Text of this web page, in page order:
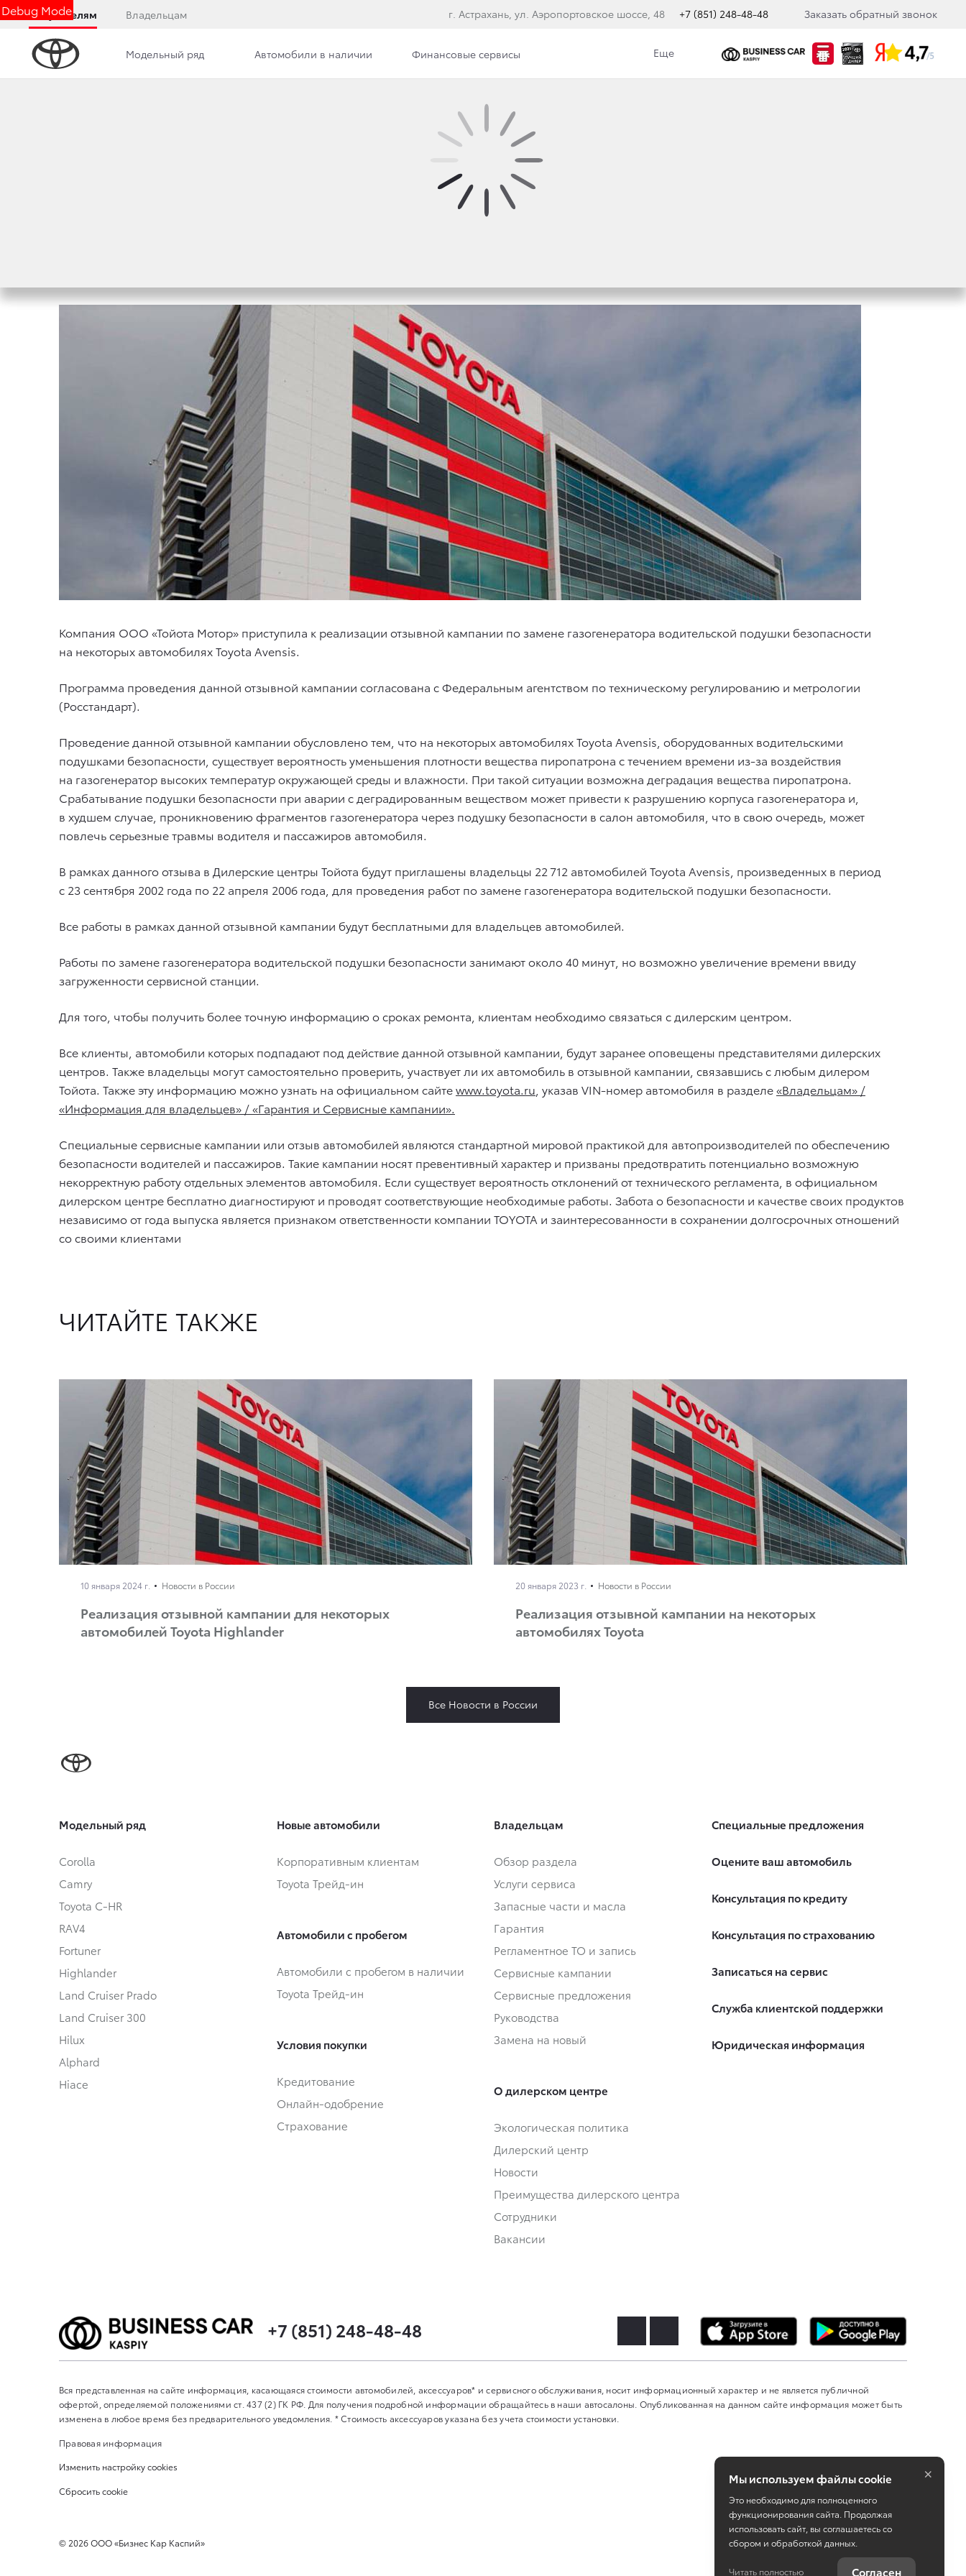
Debug Mode
Покупателям Владельцам г. Астрахань, ул. Аэропортовское шоссе, 48 +7 (851) 248-48-48 Заказать обратный звонок
Модельный ряд Автомобили в наличии Финансовые сервисы Еще
РЕАЛИЗАЦИЯ ОТЗЫВНОЙ КАМПАНИИ ДЛЯ НЕКОТОРЫХ
АВТОМОБИЛЕЙ TOYOTA AVENSIS
Компания ООО «Тойота Мотор» приступила к реализации отзывной кампании по замене газогенератора водительской подушки безопасности
на некоторых автомобилях Toyota Avensis.
Программа проведения данной отзывной кампании согласована с Федеральным агентством по техническому регулированию и метрологии
(Росстандарт).
Проведение данной отзывной кампании обусловлено тем, что на некоторых автомобилях Toyota Avensis, оборудованных водительскими
подушками безопасности, существует вероятность уменьшения плотности вещества пиропатрона с течением времени из-за воздействия
на газогенератор высоких температур окружающей среды и влажности. При такой ситуации возможна деградация вещества пиропатрона.
Срабатывание подушки безопасности при аварии с деградированным веществом может привести к разрушению корпуса газогенератора и,
в худшем случае, проникновению фрагментов газогенератора через подушку безопасности в салон автомобиля, что в свою очередь, может
повлечь серьезные травмы водителя и пассажиров автомобиля.
В рамках данного отзыва в Дилерские центры Тойота будут приглашены владельцы 22 712 автомобилей Toyota Avensis, произведенных в период
с 23 сентября 2002 года по 22 апреля 2006 года, для проведения работ по замене газогенератора водительской подушки безопасности.
Все работы в рамках данной отзывной кампании будут бесплатными для владельцев автомобилей.
Работы по замене газогенератора водительской подушки безопасности занимают около 40 минут, но возможно увеличение времени ввиду
загруженности сервисной станции.
Для того, чтобы получить более точную информацию о сроках ремонта, клиентам необходимо связаться с дилерским центром.
Все клиенты, автомобили которых подпадают под действие данной отзывной кампании, будут заранее оповещены представителями дилерских
центров. Также владельцы могут самостоятельно проверить, участвует ли их автомобиль в отзывной кампании, связавшись с любым дилером
Тойота. Также эту информацию можно узнать на официальном сайтеwww.toyota.ru , указав VIN-номер автомобиля в разделе«Владельцам» /
«Информация для владельцев» / «Гарантия и Сервисные кампании».
Специальные сервисные кампании или отзыв автомобилей являются стандартной мировой практикой для автопроизводителей по обеспечению
безопасности водителей и пассажиров. Такие кампании носят превентивный характер и призваны предотвратить потенциально возможную
некорректную работу отдельных элементов автомобиля. Если существует вероятность отклонений от технического регламента, в официальном
дилерском центре бесплатно диагностируют и проводят соответствующие необходимые работы. Забота о безопасности и качестве своих продуктов
независимо от года выпуска является признаком ответственности компании TOYOTA и заинтересованности в сохранении долгосрочных отношений
со своими клиентами
ЧИТАЙТЕ ТАКЖЕ
10 января 2024 г. Новости в России
Реализация отзывной кампании для некоторых
автомобилей Toyota Highlander
20 января 2023 г. Новости в России
Реализация отзывной кампании на некоторых
автомобилях Toyota
Все Новости в России
Модельный ряд
Corolla
Camry
Toyota C-HR
RAV4
Fortuner
Highlander
Land Cruiser Prado
Land Cruiser 300
Hilux
Alphard
Hiace
Новые автомобили
Корпоративным клиентам
Toyota Трейд-ин
Автомобили с пробегом
Автомобили с пробегом в наличии
Toyota Трейд-ин
Условия покупки
Кредитование
Онлайн-одобрение
Страхование
Владельцам
Обзор раздела
Услуги сервиса
Запасные части и масла
Гарантия
Регламентное ТО и запись
Сервисные кампании
Сервисные предложения
Руководства
Замена на новый
О дилерском центре
Экологическая политика
Дилерский центр
Новости
Преимущества дилерского центра
Сотрудники
Вакансии
Специальные предложения
Оцените ваш автомобиль
Консультация по кредиту
Консультация по страхованию
Записаться на сервис
Служба клиентской поддержки
Юридическая информация
+7 (851) 248-48-48
Вся представленная на сайте информация, касающаяся стоимости автомобилей, аксессуаров* и сервисного обслуживания, носит информационный характер и не является публичной
офертой, определяемой положениями ст. 437 (2) ГК РФ. Для получения подробной информации обращайтесь в наши автосалоны. Опубликованная на данном сайте информация может быть
изменена в любое время без предварительного уведомления. * Стоимость аксессуаров указана без учета стоимости установки.
Правовая информация
Изменить настройку cookies
Сбросить cookie
© 2026ООО «Бизнес Кар Каспий» Работает на технологиях
Мы используем файлы cookie
Это необходимо для полноценного
функционирования сайта. Продолжая
использовать сайт, вы соглашаетесь со
сбором и обработкой данных.
Читать полностью Согласен
×